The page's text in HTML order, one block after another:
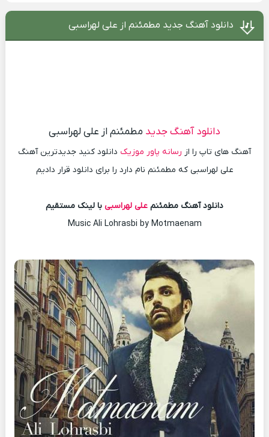
دانلود آهنگ جدید مطمئنم از علی لهراسبی
دانلود آهنگ جدید مطمئنم از علی لهراسبی
آهنگ های تاپ را از رسانه پاور موزیک دانلود کنید جدیدترین آهنگ
علی لهراسبی که مطمئنم نام دارد را برای دانلود قرار دادیم
دانلود آهنگ مطمئنم علی لهراسبی با لینک مستقیم
Music Ali Lohrasbi by Motmaenam